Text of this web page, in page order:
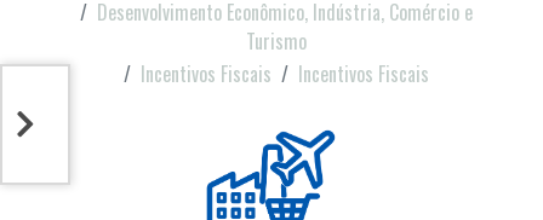
Desenvolvimento Econômico, Indústria, Comércio e
Turismo
Incentivos Fiscais
Incentivos Fiscais